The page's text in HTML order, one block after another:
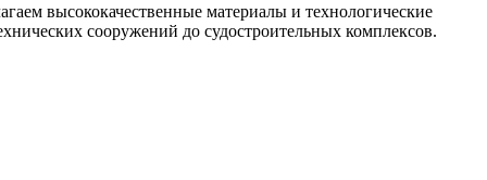
высококачественные материалы и технологические
сооружений до судостроительных комплексов.